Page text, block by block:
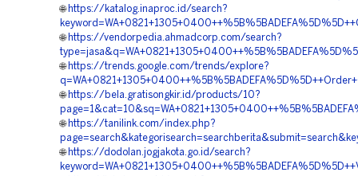
🌐 https://katalog.inaproc.id/search?
🌐 https://vendorpedia.ahmadcorp.com/search?
🌐 https://trends.google.com/trends/explore?
🌐 https://bela.gratisongkir.id/products/10?
🌐 https://tanilink.com/index.php?
🌐 https://dodolan.jogjakota.go.id/search?